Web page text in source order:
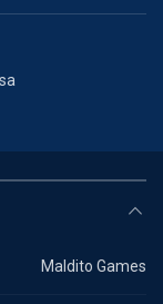
Maldito Games